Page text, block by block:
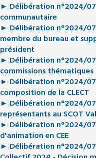
► Délibération n°2024/
communautaire
► Délibération n°2024/
membre du bureau et
président
► Délibération n°2024/
commissions thématiques
► Délibération n°2024/
composition de la CLECT
► Délibération n°2024/
représentants au SCOT
► Délibération n°2024/
d'animation en CEE
► Délibération n°2024/